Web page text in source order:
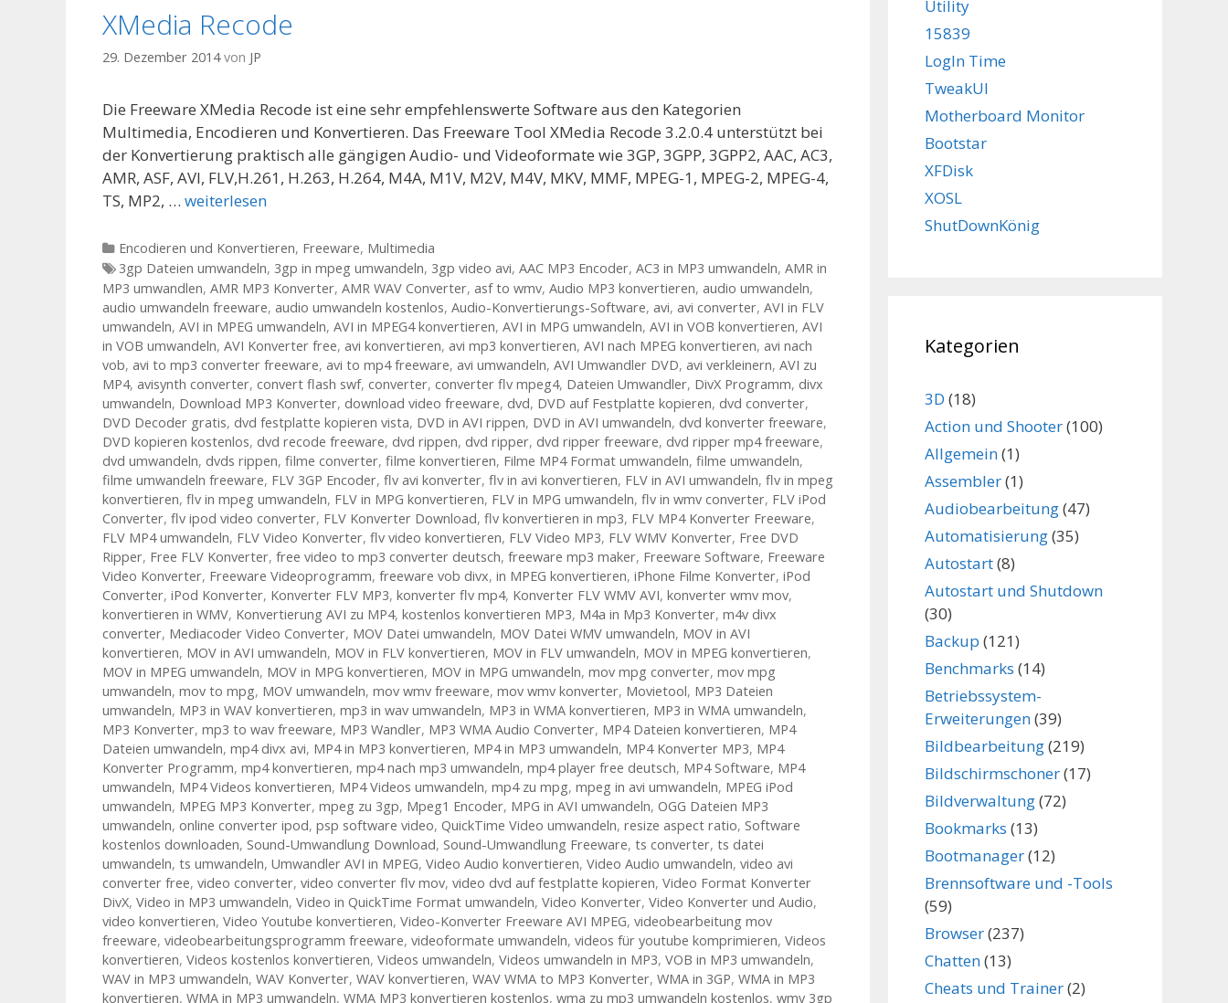
XMedia Recode
29. Dezember 2014 von JP
Die Freeware XMedia Recode ist eine sehr empfehlenswerte Software aus den Kategorien
Multimedia, Encodieren und Konvertieren. Das Freeware Tool XMedia Recode 3.2.0.4 unterstützt bei
der Konvertierung praktisch alle gängigen Audio- und Videoformate wie 3GP, 3GPP, 3GPP2, AAC, AC3,
AMR, ASF, AVI, FLV,H.261, H.263, H.264, M4A, M1V, M2V, M4V, MKV, MMF, MPEG-1, MPEG-2, MPEG-4,
TS, MP2, … weiterlesen
Kategorien
Encodieren und Konvertieren, Freeware, Multimedia
Tags
3gp Dateien umwandeln, 3gp in mpeg umwandeln, 3gp video avi, AAC MP3 Encoder, AC3 in MP3 umwandeln, AMR in
MP3 umwandlen, AMR MP3 Konverter, AMR WAV Converter, asf to wmv, Audio MP3 konvertieren, audio umwandeln,
audio umwandeln freeware, audio umwandeln kostenlos, Audio-Konvertierungs-Software, avi, avi converter, AVI in FLV
umwandeln, AVI in MPEG umwandeln, AVI in MPEG4 konvertieren, AVI in MPG umwandeln, AVI in VOB konvertieren, AVI
in VOB umwandeln, AVI Konverter free, avi konvertieren, avi mp3 konvertieren, AVI nach MPEG konvertieren, avi nach
vob, avi to mp3 converter freeware, avi to mp4 freeware, avi umwandeln, AVI Umwandler DVD, avi verkleinern, AVI zu
MP4, avisynth converter, convert flash swf, converter, converter flv mpeg4, Dateien Umwandler, DivX Programm, divx
umwandeln, Download MP3 Konverter, download video freeware, dvd, DVD auf Festplatte kopieren, dvd converter,
DVD Decoder gratis, dvd festplatte kopieren vista, DVD in AVI rippen, DVD in AVI umwandeln, dvd konverter freeware,
DVD kopieren kostenlos, dvd recode freeware, dvd rippen, dvd ripper, dvd ripper freeware, dvd ripper mp4 freeware,
dvd umwandeln, dvds rippen, filme converter, filme konvertieren, Filme MP4 Format umwandeln, filme umwandeln,
filme umwandeln freeware, FLV 3GP Encoder, flv avi konverter, flv in avi konvertieren, FLV in AVI umwandeln, flv in mpeg
konvertieren, flv in mpeg umwandeln, FLV in MPG konvertieren, FLV in MPG umwandeln, flv in wmv converter, FLV iPod
Converter, flv ipod video converter, FLV Konverter Download, flv konvertieren in mp3, FLV MP4 Konverter Freeware,
FLV MP4 umwandeln, FLV Video Konverter, flv video konvertieren, FLV Video MP3, FLV WMV Konverter, Free DVD
Ripper, Free FLV Konverter, free video to mp3 converter deutsch, freeware mp3 maker, Freeware Software, Freeware
Video Konverter, Freeware Videoprogramm, freeware vob divx, in MPEG konvertieren, iPhone Filme Konverter, iPod
Converter, iPod Konverter, Konverter FLV MP3, konverter flv mp4, Konverter FLV WMV AVI, konverter wmv mov,
konvertieren in WMV, Konvertierung AVI zu MP4, kostenlos konvertieren MP3, M4a in Mp3 Konverter, m4v divx
converter, Mediacoder Video Converter, MOV Datei umwandeln, MOV Datei WMV umwandeln, MOV in AVI
konvertieren, MOV in AVI umwandeln, MOV in FLV konvertieren, MOV in FLV umwandeln, MOV in MPEG konvertieren,
MOV in MPEG umwandeln, MOV in MPG konvertieren, MOV in MPG umwandeln, mov mpg converter, mov mpg
umwandeln, mov to mpg, MOV umwandeln, mov wmv freeware, mov wmv konverter, Movietool, MP3 Dateien
umwandeln, MP3 in WAV konvertieren, mp3 in wav umwandeln, MP3 in WMA konvertieren, MP3 in WMA umwandeln,
MP3 Konverter, mp3 to wav freeware, MP3 Wandler, MP3 WMA Audio Converter, MP4 Dateien konvertieren, MP4
Dateien umwandeln, mp4 divx avi, MP4 in MP3 konvertieren, MP4 in MP3 umwandeln, MP4 Konverter MP3, MP4
Konverter Programm, mp4 konvertieren, mp4 nach mp3 umwandeln, mp4 player free deutsch, MP4 Software, MP4
umwandeln, MP4 Videos konvertieren, MP4 Videos umwandeln, mp4 zu mpg, mpeg in avi umwandeln, MPEG iPod
umwandeln, MPEG MP3 Konverter, mpeg zu 3gp, Mpeg1 Encoder, MPG in AVI umwandeln, OGG Dateien MP3
umwandeln, online converter ipod, psp software video, QuickTime Video umwandeln, resize aspect ratio, Software
kostenlos downloaden, Sound-Umwandlung Download, Sound-Umwandlung Freeware, ts converter, ts datei
umwandeln, ts umwandeln, Umwandler AVI in MPEG, Video Audio konvertieren, Video Audio umwandeln, video avi
converter free, video converter, video converter flv mov, video dvd auf festplatte kopieren, Video Format Konverter
DivX, Video in MP3 umwandeln, Video in QuickTime Format umwandeln, Video Konverter, Video Konverter und Audio,
video konvertieren, Video Youtube konvertieren, Video-Konverter Freeware AVI MPEG, videobearbeitung mov
freeware, videobearbeitungsprogramm freeware, videoformate umwandeln, videos für youtube komprimieren, Videos
konvertieren, Videos kostenlos konvertieren, Videos umwandeln, Videos umwandeln in MP3, VOB in MP3 umwandeln,
WAV in MP3 umwandeln, WAV Konverter, WAV konvertieren, WAV WMA to MP3 Konverter, WMA in 3GP, WMA in MP3
konvertieren, WMA in MP3 umwandeln, WMA MP3 konvertieren kostenlos, wma zu mp3 umwandeln kostenlos, wmv 3gp
Utility
15839
LogIn Time
TweakUI
Motherboard Monitor
Bootstar
XFDisk
XOSL
ShutDownKönig
Kategorien
3D (18)
Action und Shooter(100)
Allgemein(1)
Assembler(1)
Audiobearbeitung(47)
Automatisierung(35)
Autostart(8)
Autostart und Shutdown
(30)
Backup (121)
Benchmarks (14)
Betriebssystem-
Erweiterungen(39)
Bildbearbeitung(219)
Bildschirmschoner(17)
Bildverwaltung(72)
Bookmarks (13)
Bootmanager(12)
Brennsoftware und -Tools
(59)
Browser(237)
Chatten(13)
Cheats und Trainer(2)